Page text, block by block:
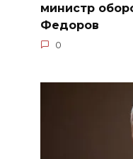
министр
Федоров
0